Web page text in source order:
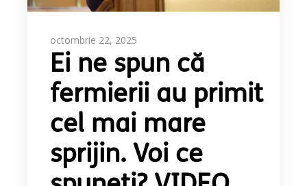
octombrie 22, 2025
Ei ne spun că
fermierii au primit
cel mai mare
sprijin. Voi ce